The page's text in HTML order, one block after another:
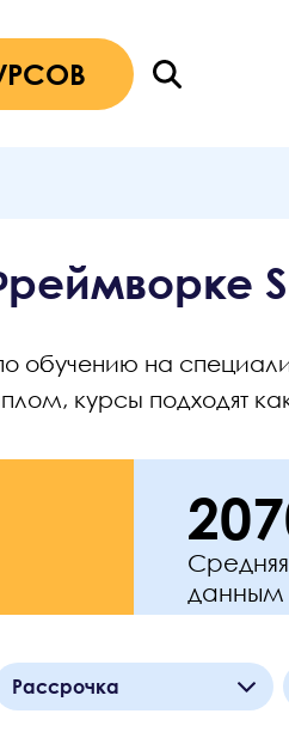
обучению на
курсы подходят
данным
Рассрочка